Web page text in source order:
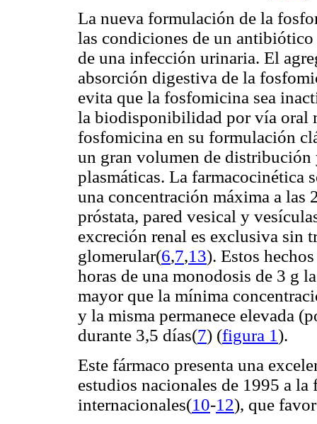
La nueva formulación de la
las condiciones de un
de una infección urinaria. El
absorción digestiva de la
evita que la fosfomicina sea
la biodisponibilidad por vía oral
fosfomicina en su formulación
un gran volumen de
plasmáticas. La farmacocinética
una concentración máxima a las
próstata, pared vesical y
excreción renal es exclusiva sin
glomerular(6,7,13). Estos
horas de una monodosis de 3 g
mayor que la mínima
y la misma permanece elevada
durante 3,5 días(7) (figura 1).
Este fármaco presenta una
estudios nacionales de 1995 a la
internacionales(10-12), que